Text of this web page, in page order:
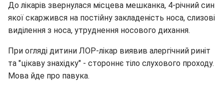
До лікарів звернулася місцева мешканка, 4-річний син
якої скаржився на постійну закладеність носа, слизові
виділення з носа, утруднення носового дихання.
При огляді дитини ЛОР-лікар виявив алергічний риніт
та "цікаву знахідку" - стороннє тіло слухового проходу.
Мова йде про павука.